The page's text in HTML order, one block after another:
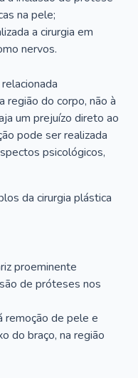
na pele;
a cirurgia em
nervos.
região do corpo, não à
um prejuízo direto ao
pode ser realizada
psicológicos,
da cirurgia plástica
proeminente
de próteses nos
remoção de pele e
do braço, na região